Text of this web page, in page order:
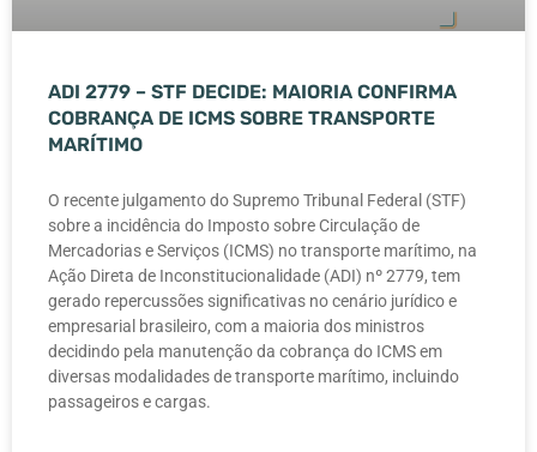
ADI 2779 – STF DECIDE: MAIORIA CONFIRMA
COBRANÇA DE ICMS SOBRE TRANSPORTE
MARÍTIMO
O recente julgamento do Supremo Tribunal Federal (STF)
sobre a incidência do Imposto sobre Circulação de
Mercadorias e Serviços (ICMS) no transporte marítimo, na
Ação Direta de Inconstitucionalidade (ADI) nº 2779, tem
gerado repercussões significativas no cenário jurídico e
empresarial brasileiro, com a maioria dos ministros
decidindo pela manutenção da cobrança do ICMS em
diversas modalidades de transporte marítimo, incluindo
passageiros e cargas.